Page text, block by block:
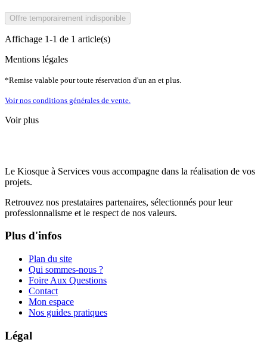
Offre temporairement indisponible
Affichage 1-1 de 1 article(s)
Mentions légales
*Remise valable pour toute réservation d'un an et plus.
Voir nos conditions générales de vente.
Voir plus
Le Kiosque à Services vous accompagne dans la réalisation de vos
projets.
Retrouvez nos prestataires partenaires, sélectionnés pour leur
professionnalisme et le respect de nos valeurs.
Plus d'infos
Plan du site
Qui sommes-nous ?
Foire Aux Questions
Contact
Mon espace
Nos guides pratiques
Légal